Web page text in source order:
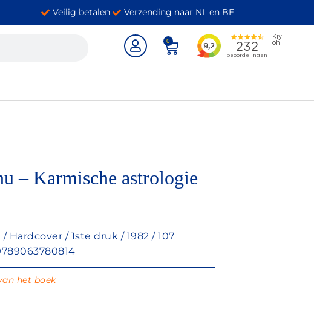
Veilig betalen Verzending naar NL en BE
0
– Karmische astrologie
Hardcover / 1ste druk / 1982 / 107
het boek